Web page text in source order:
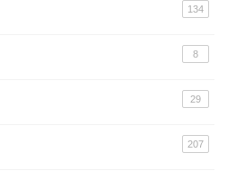
134
8
29
207